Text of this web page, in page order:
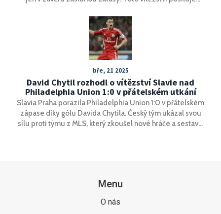
zůstává na dně tabulky..
bře, 21 2025
David Chytil rozhodl o vítězství Slavie nad
Philadelphia Union 1:0 v přátelském utkání
Slavia Praha porazila Philadelphia Union 1:0 v přátelském
zápase díky gólu Davida Chytila. Český tým ukázal svou
sílu proti týmu z MLS, který zkoušel nové hráče a sestavy.
Menu
O nás